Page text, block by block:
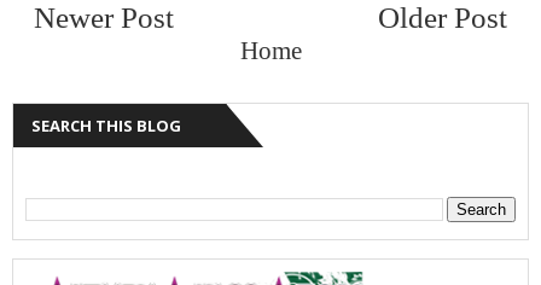
Newer Post Older Post
Home
SEARCH THIS BLOG